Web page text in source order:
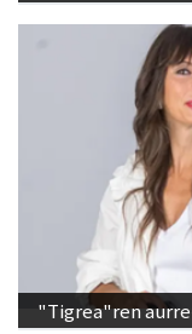
"Tigrea"ren